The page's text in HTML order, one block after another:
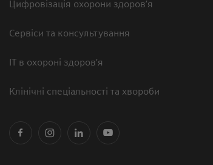
Цифровізація охорони здоров’я
Сервіси та консультування
ІТ в охороні здоров’я
Клінічні спеціальності та хвороби